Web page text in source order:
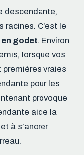
descendante,
racines. C’est le
godet. Environ
lorsque vos
premières vraies
pour les
provoque
aide la
à s’ancrer